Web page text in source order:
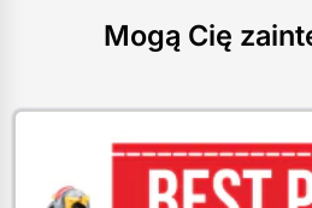
Mogą Cię